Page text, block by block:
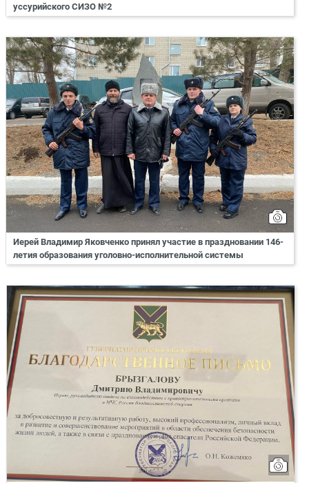
уссурийского СИЗО №2
Иерей Владимир Яковченко принял участие в праздновании 146-
летия образования уголовно-исполнительной системы